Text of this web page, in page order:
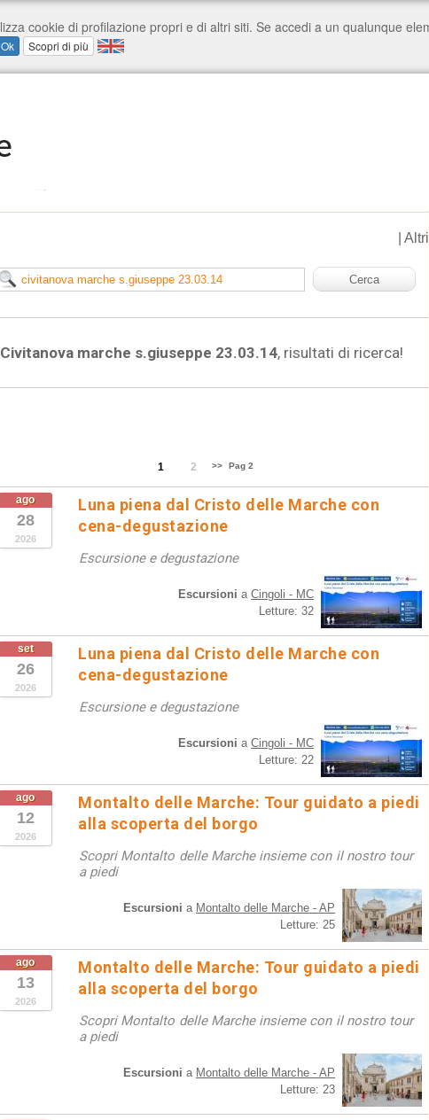
Altri
Civitanova marche s.giuseppe 23.03.14, risultati di ricerca!
1 2 >> Pag 2
ago
28
2026
Luna piena dal Cristo delle Marche con
cena-degustazione
Escursione e degustazione
Escursioni a Cingoli - MC
Letture: 32
set
26
2026
Luna piena dal Cristo delle Marche con
cena-degustazione
Escursione e degustazione
Escursioni a Cingoli - MC
Letture: 22
ago
12
2026
Montalto delle Marche: Tour guidato a piedi
alla scoperta del borgo
Scopri Montalto delle Marche insieme con il nostro tour
a piedi
Escursioni a Montalto delle Marche - AP
Letture: 25
ago
13
2026
Montalto delle Marche: Tour guidato a piedi
alla scoperta del borgo
Scopri Montalto delle Marche insieme con il nostro tour
a piedi
Escursioni a Montalto delle Marche - AP
Letture: 23